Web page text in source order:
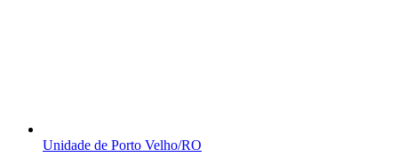
Unidade de Porto Velho/RO